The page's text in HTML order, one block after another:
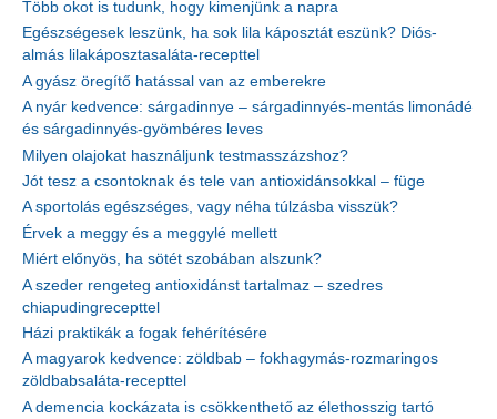
Több okot is tudunk, hogy kimenjünk a napra
Egészségesek leszünk, ha sok lila káposztát eszünk? Diós-
almás lilakáposztasaláta-recepttel
A gyász öregítő hatással van az emberekre
A nyár kedvence: sárgadinnye – sárgadinnyés-mentás limonádé
és sárgadinnyés-gyömbéres leves
Milyen olajokat használjunk testmasszázshoz?
Jót tesz a csontoknak és tele van antioxidánsokkal – füge
A sportolás egészséges, vagy néha túlzásba visszük?
Érvek a meggy és a meggylé mellett
Miért előnyös, ha sötét szobában alszunk?
A szeder rengeteg antioxidánst tartalmaz – szedres
chiapudingrecepttel
Házi praktikák a fogak fehérítésére
A magyarok kedvence: zöldbab – fokhagymás-rozmaringos
zöldbabsaláta-recepttel
A demencia kockázata is csökkenthető az élethosszig tartó